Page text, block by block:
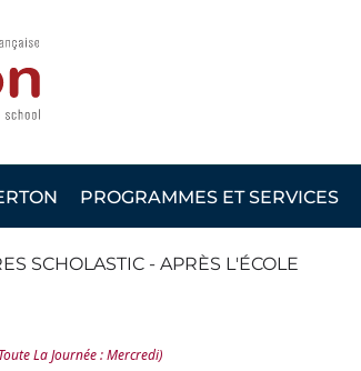
PROGRAMMES ET SERVICES
SCHOLASTIC - APRÈS L'ÉCOLE
La Journée : Mercredi)